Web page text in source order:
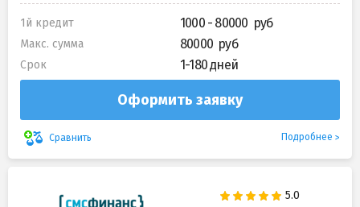
1й кредит 1000 - 80000
Макс. сумма 80000
Срок 1-180 дней
Оформить заявку
Сравнить Подробнее